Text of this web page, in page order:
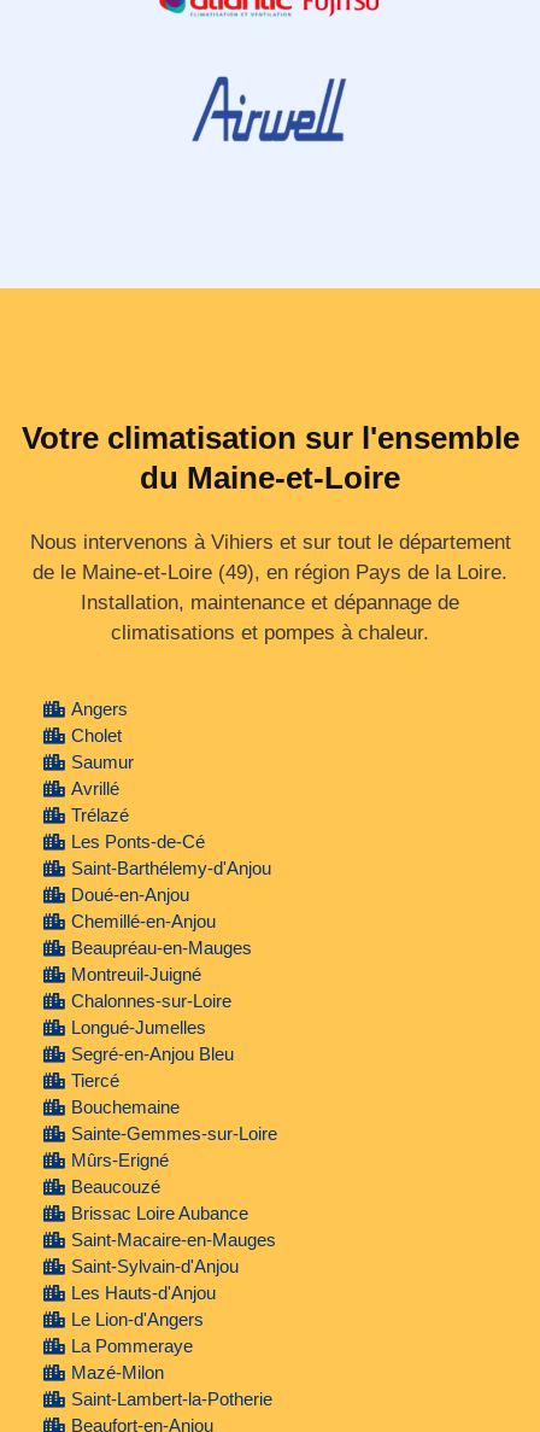
Votre climatisation sur l'ensemble
du Maine-et-Loire
Nous intervenons à Vihiers et sur tout le département
de le Maine‑et‑Loire (49), en région Pays de la Loire.
Installation, maintenance et dépannage de
climatisations et pompes à chaleur.
Angers
Cholet
Saumur
Avrillé
Trélazé
Les Ponts-de-Cé
Saint-Barthélemy-d'Anjou
Doué-en-Anjou
Chemillé-en-Anjou
Beaupréau-en-Mauges
Montreuil-Juigné
Chalonnes-sur-Loire
Longué-Jumelles
Segré-en-Anjou Bleu
Tiercé
Bouchemaine
Sainte-Gemmes-sur-Loire
Mûrs-Erigné
Beaucouzé
Brissac Loire Aubance
Saint-Macaire-en-Mauges
Saint-Sylvain-d'Anjou
Les Hauts-d'Anjou
Le Lion-d'Angers
La Pommeraye
Mazé-Milon
Saint-Lambert-la-Potherie
Beaufort-en-Anjou